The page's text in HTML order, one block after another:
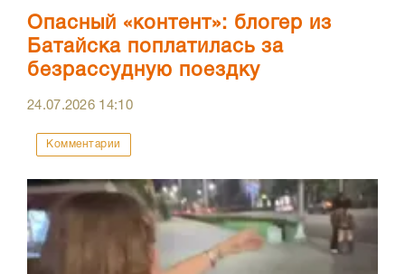
Опасный «контент»: блогер из
Батайска поплатилась за
безрассудную поездку
24.07.2026 14:10
Комментарии